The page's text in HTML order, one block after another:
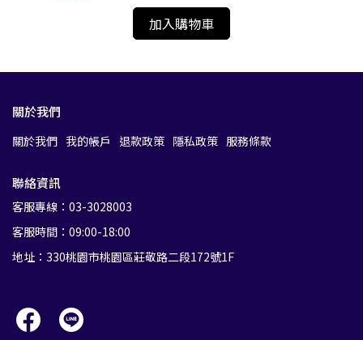
加入購物車
關於我們
關於我們 我的帳戶 退款政策 隱私政策 服務條款
聯絡資訊
客服專線：03-3028003
客服時間：09:00-18:00
地址：330桃園市桃園區莊敬路二段172號1F